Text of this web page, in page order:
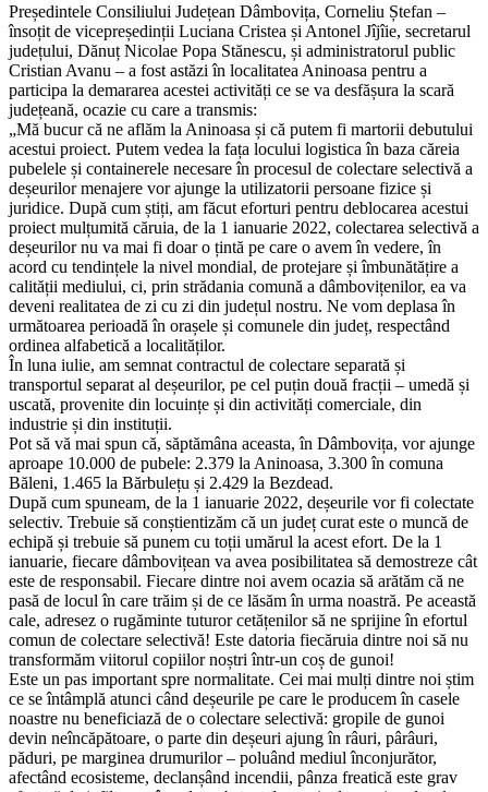
Președintele Consiliului Județean Dâmbovița, Corneliu Ștefan –
însoțit de vicepreședinții Luciana Cristea și Antonel Jîjîie, secretarul
județului, Dănuț Nicolae Popa Stănescu, și administratorul public
Cristian Avanu – a fost astăzi în localitatea Aninoasa pentru a
participa la demararea acestei activități ce se va desfășura la scară
județeană, ocazie cu care a transmis:
„Mă bucur că ne aflăm la Aninoasa și că putem fi martorii debutului
acestui proiect. Putem vedea la fața locului logistica în baza căreia
pubelele și containerele necesare în procesul de colectare selectivă a
deșeurilor menajere vor ajunge la utilizatorii persoane fizice și
juridice. După cum știți, am făcut eforturi pentru deblocarea acestui
proiect mulțumită căruia, de la 1 ianuarie 2022, colectarea selectivă a
deșeurilor nu va mai fi doar o țintă pe care o avem în vedere, în
acord cu tendințele la nivel mondial, de protejare și îmbunătățire a
calității mediului, ci, prin strădania comună a dâmbovițenilor, ea va
deveni realitatea de zi cu zi din județul nostru. Ne vom deplasa în
următoarea perioadă în orașele și comunele din județ, respectând
ordinea alfabetică a localităților.
În luna iulie, am semnat contractul de colectare separată și
transportul separat al deșeurilor, pe cel puțin două fracții – umedă și
uscată, provenite din locuințe și din activități comerciale, din
industrie și din instituții.
Pot să vă mai spun că, săptămâna aceasta, în Dâmbovița, vor ajunge
aproape 10.000 de pubele: 2.379 la Aninoasa, 3.300 în comuna
Băleni, 1.465 la Bărbulețu și 2.429 la Bezdead.
După cum spuneam, de la 1 ianuarie 2022, deșeurile vor fi colectate
selectiv. Trebuie să conștientizăm că un județ curat este o muncă de
echipă și trebuie să punem cu toții umărul la acest efort. De la 1
ianuarie, fiecare dâmbovițean va avea posibilitatea să demostreze cât
este de responsabil. Fiecare dintre noi avem ocazia să arătăm că ne
pasă de locul în care trăim și de ce lăsăm în urma noastră. Pe această
cale, adresez o rugăminte tuturor cetățenilor să ne sprijine în efortul
comun de colectare selectivă! Este datoria fiecăruia dintre noi să nu
transformăm viitorul copiilor noștri într-un coș de gunoi!
Este un pas important spre normalitate. Cei mai mulți dintre noi știm
ce se întâmplă atunci când deșeurile pe care le producem în casele
noastre nu beneficiază de o colectare selectivă: gropile de gunoi
devin neîncăpătoare, o parte din deșeuri ajung în râuri, pârâuri,
păduri, pe marginea drumurilor – poluând mediul înconjurător,
afectând ecosisteme, declanșând incendii, pânza freatică este grav